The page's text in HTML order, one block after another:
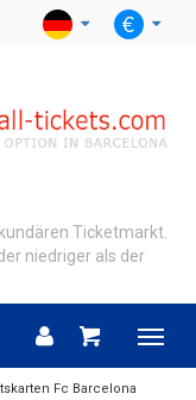
Ticketmarkt.
niedriger als der
Menu
Fc Barcelona